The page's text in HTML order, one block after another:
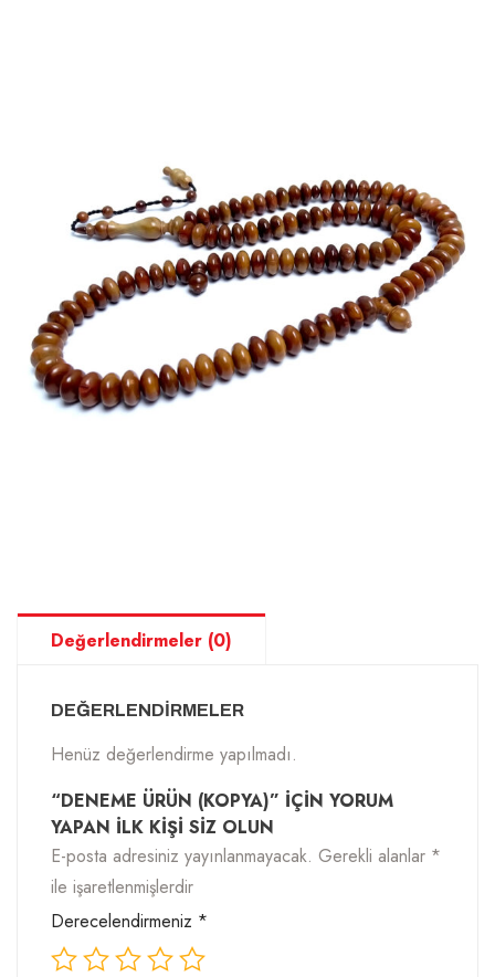
Değerlendirmeler (0)
DEĞERLENDIRMELER
Henüz değerlendirme yapılmadı.
“DENEME ÜRÜN (KOPYA)” IÇIN YORUM
YAPAN ILK KIŞI SIZ OLUN
E-posta adresiniz yayınlanmayacak. Gerekli alanlar *
ile işaretlenmişlerdir
Derecelendirmeniz *